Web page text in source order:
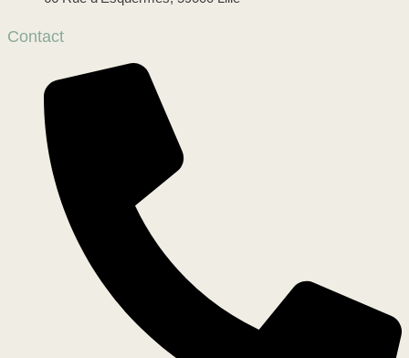
Contact